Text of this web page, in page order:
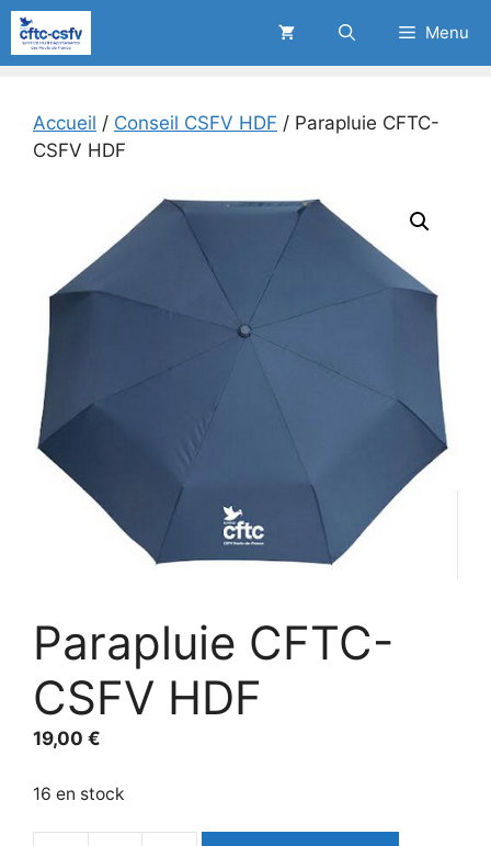
Aller
au
contenu
Menu
Accueil / Conseil CSFV HDF / Parapluie CFTC-
CSFV HDF
Parapluie CFTC-
CSFV HDF
19,00 €
16 en stock